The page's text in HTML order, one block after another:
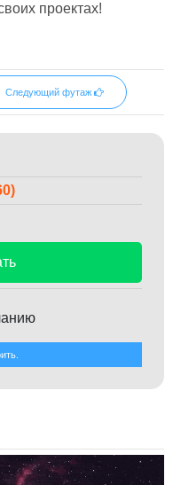
проектах!
Следующий футаж